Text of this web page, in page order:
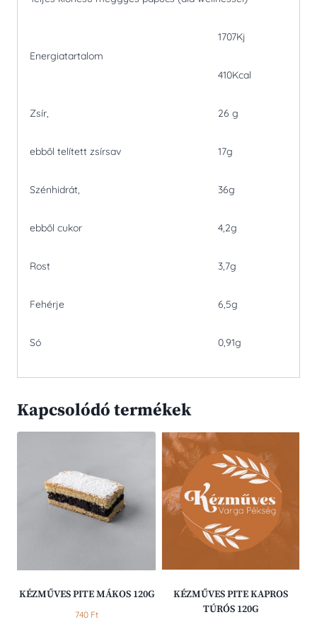
Energiatartalom
1707Kj
410Kcal
Zsír, 26 g
ebből telített zsírsav 17g
Szénhidrát, 36g
ebből cukor 4,2g
Rost 3,7g
Fehérje 6,5g
Só 0,91g
Kapcsolódó termékek
KÉZMŰVES PITE MÁKOS 120G
740 Ft
KÉZMŰVES PITE KAPROS
TÚRÓS 120G